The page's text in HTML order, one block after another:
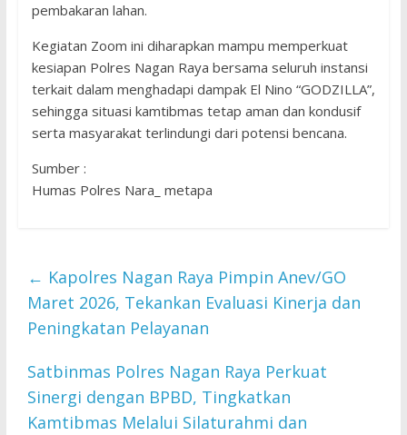
pembakaran lahan.
Kegiatan Zoom ini diharapkan mampu memperkuat
kesiapan Polres Nagan Raya bersama seluruh instansi
terkait dalam menghadapi dampak El Nino “GODZILLA”,
sehingga situasi kamtibmas tetap aman dan kondusif
serta masyarakat terlindungi dari potensi bencana.
Sumber :
Humas Polres Nara_ metapa
← Kapolres Nagan Raya Pimpin Anev/GO
Maret 2026, Tekankan Evaluasi Kinerja dan
Peningkatan Pelayanan
Satbinmas Polres Nagan Raya Perkuat
Sinergi dengan BPBD, Tingkatkan
Kamtibmas Melalui Silaturahmi dan